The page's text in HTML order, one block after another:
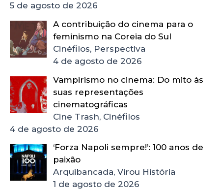
5 de agosto de 2026
A contribuição do cinema para o
feminismo na Coreia do Sul
Cinéfilos, Perspectiva
4 de agosto de 2026
Vampirismo no cinema: Do mito às
suas representações
cinematográficas
Cine Trash, Cinéfilos
4 de agosto de 2026
‘Forza Napoli sempre!’: 100 anos de
paixão
Arquibancada, Virou História
1 de agosto de 2026